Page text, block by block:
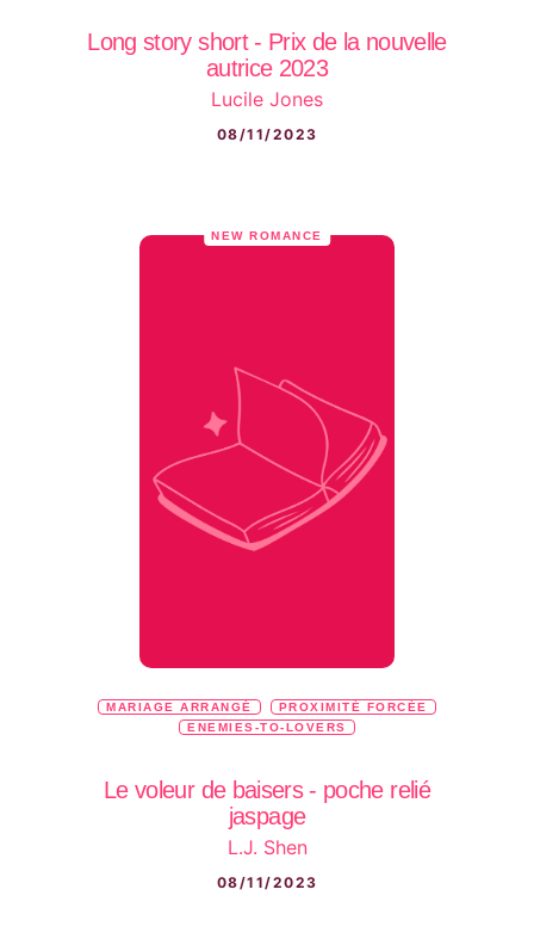
Long story short - Prix de la nouvelle
autrice 2023
Lucile Jones
08/11/2023
NEW ROMANCE
MARIAGE ARRANGÉ
PROXIMITÉ FORCÉE
ENEMIES-TO-LOVERS
Le voleur de baisers - poche relié
jaspage
L.J. Shen
08/11/2023